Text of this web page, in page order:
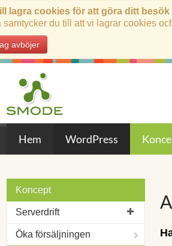
lagra cookies för att göra ditt besök
samtycker du till att vi lagrar cookies
avböjer
Hem WordPress
Koncept
Serverdrift
Öka försäljningen